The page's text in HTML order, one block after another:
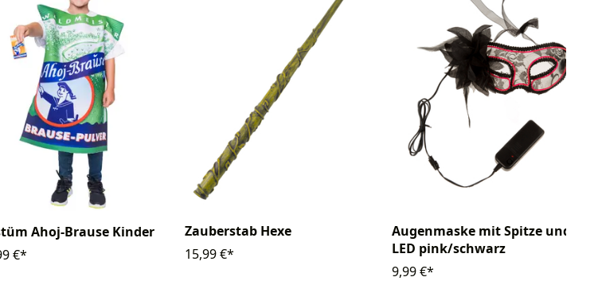
Ahoj-Brause Kinder
€*
Zauberstab Hexe
15,99 €*
Augenmaske mit Spitze und
LED pink/schwarz
9,99 €*